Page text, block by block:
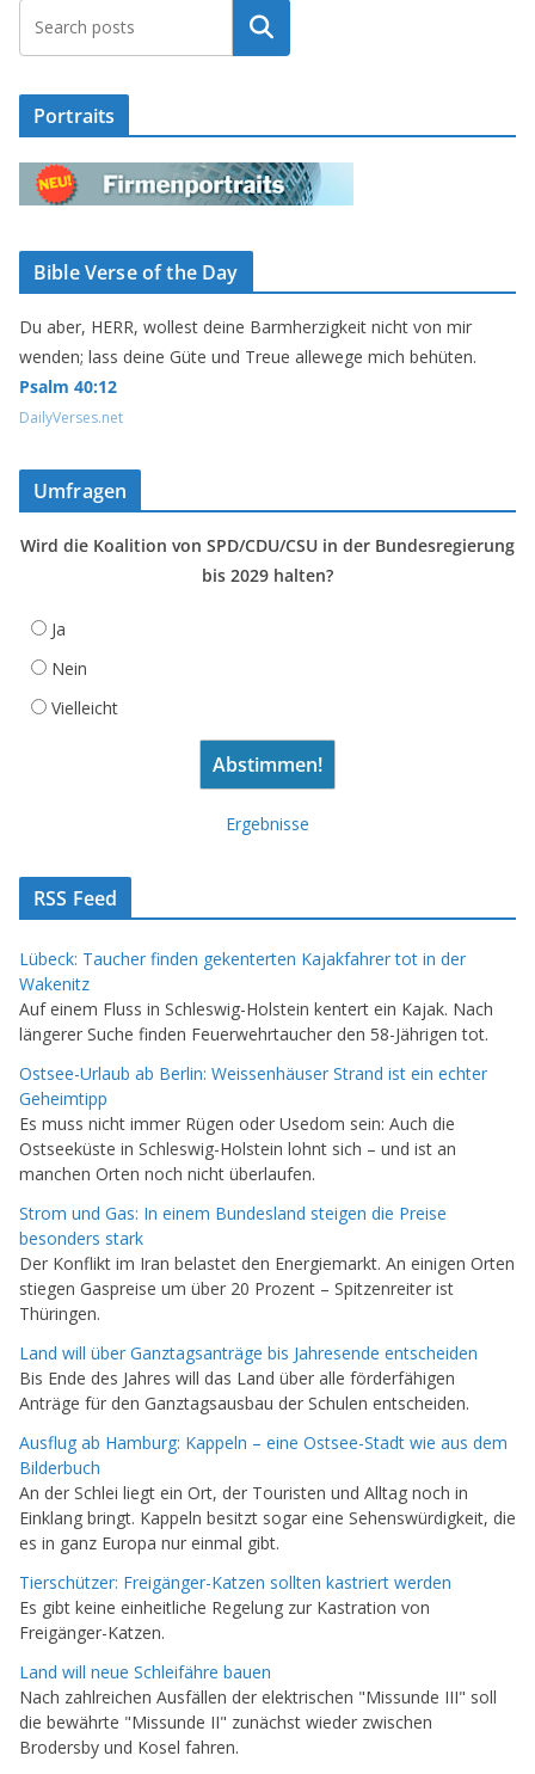
Suchen
Portraits
Bible Verse of the Day
Du aber, HERR, wollest deine Barmherzigkeit nicht von mir
wenden; lass deine Güte und Treue allewege mich behüten.
Psalm 40:12
DailyVerses.net
Umfragen
Wird die Koalition von SPD/CDU/CSU in der Bundesregierung
bis 2029 halten?
Ja
Nein
Vielleicht
Ergebnisse
RSS Feed
Lübeck: Taucher finden gekenterten Kajakfahrer tot in der
Wakenitz
Auf einem Fluss in Schleswig-Holstein kentert ein Kajak. Nach
längerer Suche finden Feuerwehrtaucher den 58-Jährigen tot.
Ostsee-Urlaub ab Berlin: Weissenhäuser Strand ist ein echter
Geheimtipp
Es muss nicht immer Rügen oder Usedom sein: Auch die
Ostseeküste in Schleswig-Holstein lohnt sich – und ist an
manchen Orten noch nicht überlaufen.
Strom und Gas: In einem Bundesland steigen die Preise
besonders stark
Der Konflikt im Iran belastet den Energiemarkt. An einigen Orten
stiegen Gaspreise um über 20 Prozent – Spitzenreiter ist
Thüringen.
Land will über Ganztagsanträge bis Jahresende entscheiden
Bis Ende des Jahres will das Land über alle förderfähigen
Anträge für den Ganztagsausbau der Schulen entscheiden.
Ausflug ab Hamburg: Kappeln – eine Ostsee-Stadt wie aus dem
Bilderbuch
An der Schlei liegt ein Ort, der Touristen und Alltag noch in
Einklang bringt. Kappeln besitzt sogar eine Sehenswürdigkeit, die
es in ganz Europa nur einmal gibt.
Tierschützer: Freigänger-Katzen sollten kastriert werden
Es gibt keine einheitliche Regelung zur Kastration von
Freigänger-Katzen.
Land will neue Schleifähre bauen
Nach zahlreichen Ausfällen der elektrischen "Missunde III" soll
die bewährte "Missunde II" zunächst wieder zwischen
Brodersby und Kosel fahren.